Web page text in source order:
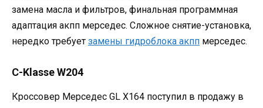
замена масла и фильтров, финальная программная
адаптация акпп мерседес. Сложное снятие-установка,
нередко требует замены гидроблока акпп мерседес.
C-Klasse W204
Кроссовер Мерседес GL X164 поступил в продажу в